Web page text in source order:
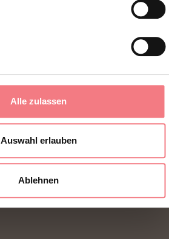
Alle zulassen
Auswahl erlauben
Ablehnen